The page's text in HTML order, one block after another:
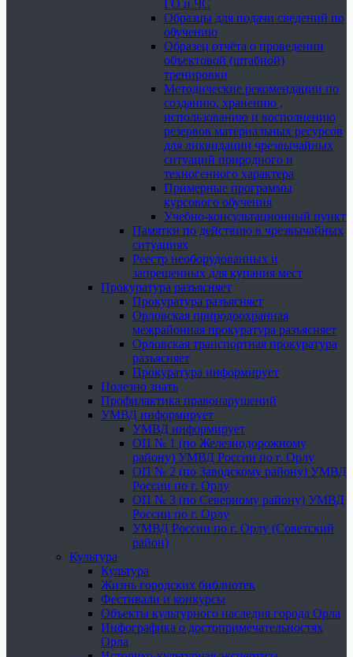
ГО и ЧС
Образцы для подачи сведений по
обучению
Образец отчёта о проведении
объектовой (штабной)
тренировки
Методические рекомендации по
созданию, хранению ,
использованию и восполнению
резервов материальных ресурсов
для ликвидации чрезвычайных
ситуаций природного и
техногенного характера
Примерные программы
курсового обучения
Учебно-консультационный пункт
Памятки по действию в чрезвычайных
ситуациях
Реестр необорудованных и
запрещенных для купания мест
Прокуратура разъясняет
Прокуратура разъясняет
Орловская природоохранная
межрайонная прокуратура разъясняет
Орловская транспортная прокуратура
разъясняет
Прокуратура информирует
Полезно знать
Профилактика правонарушений
УМВД информирует
УМВД информирует
ОП № 1 (по Железнодорожному
району) УМВД России по г. Орлу
ОП № 2 (по Заводскому району) УМВД
России по г. Орлу
ОП № 3 (по Северному району) УМВД
России по г. Орлу
УМВД России по г. Орлу (Советский
район)
Культура
Культура
Жизнь городских библиотек
Фестивали и конкурсы
Объекты культурного наследия города Орла
Инфографика о достопримечательностях
Орла